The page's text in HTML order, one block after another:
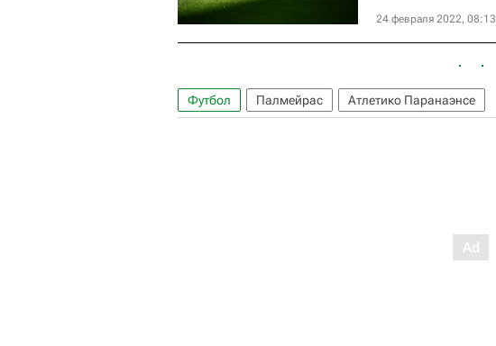
24 февраля 2022, 08:13
Футбол Палмейрас Атлетико Паранаэнсе